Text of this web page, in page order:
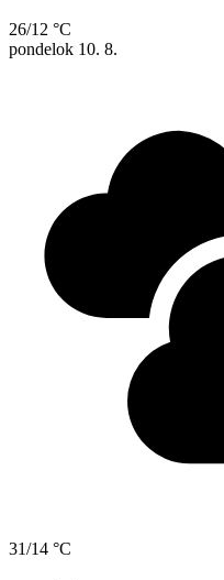
26/12 °C
pondelok 10. 8.
31/14 °C